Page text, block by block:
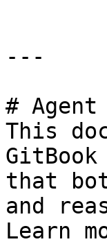
---
#
This
that
and
Learn